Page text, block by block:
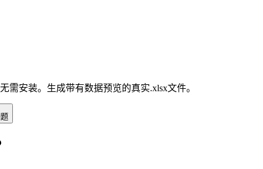
需安装。生成带有数据预览的真实.xlsx文件。